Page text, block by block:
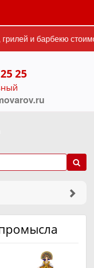
и барбекю
25